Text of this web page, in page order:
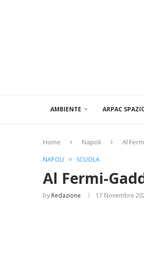
AMBIENTE ARPAC
Home Napoli Al
NAPOLI SCUOLA
Al Fermi-
by Redazione 17 Novembre